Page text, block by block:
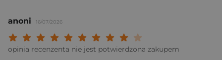
anoni 16/07/2026
Twoja ocena:
Twoja ocena: Wybitna 9/
Twoja ocena: Rewelacyjna 8/
Twoja ocena: Bardzo dobra 7/10"
Twoja ocena: Dobra 6/10"
Twoja ocena: Przeciętna 5/10"
Twoja ocena: Może być 4/10"
Twoja ocena: Słaba 3/10"
Twoja ocena: Bardzo słaba 2/10"
Twoja ocena: Beznadziejna 1/10"
opinia recenzenta nie jest potwierdzona zakupem